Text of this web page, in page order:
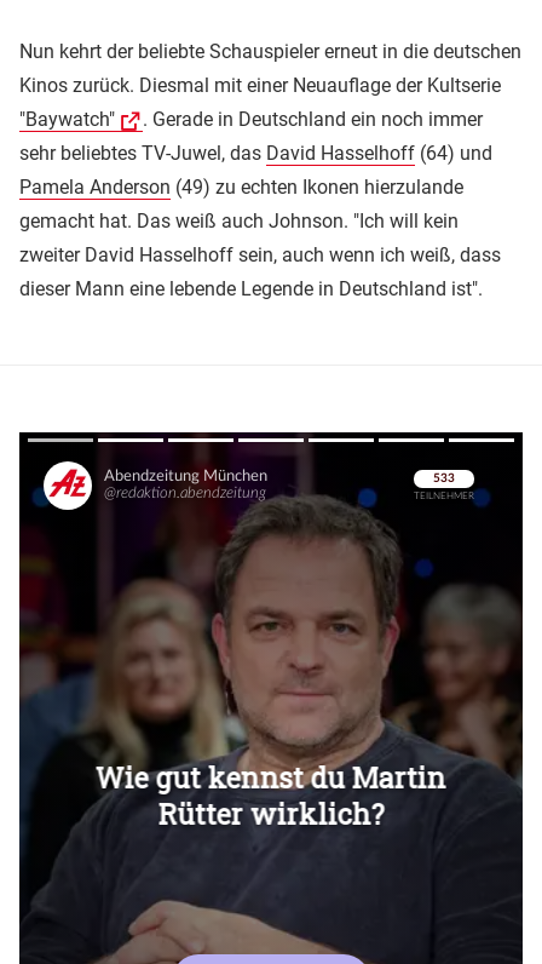
Nun kehrt der beliebte Schauspieler erneut in die deutschen
Kinos zurück. Diesmal mit einer Neuauflage der Kultserie
"Baywatch"
. Gerade in Deutschland ein noch immer
sehr beliebtes TV-Juwel, das David Hasselhoff (64) und
Pamela Anderson (49) zu echten Ikonen hierzulande
gemacht hat. Das weiß auch Johnson. "Ich will kein
zweiter David Hasselhoff sein, auch wenn ich weiß, dass
dieser Mann eine lebende Legende in Deutschland ist".
Überspringen
Überspringen